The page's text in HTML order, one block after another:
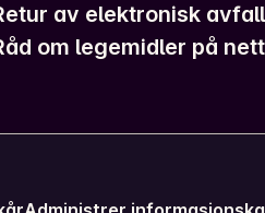
av elektronisk avfall
om legemidler på nett